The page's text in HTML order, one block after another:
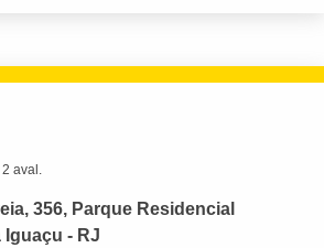
2 aval.
356, Parque Residencial
Iguaçu - RJ